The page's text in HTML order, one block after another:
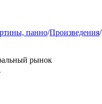
панно/Произведения/
рынок